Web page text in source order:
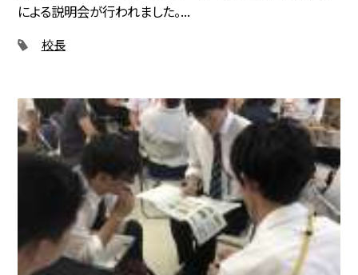
による説明会が行われました。...
校長